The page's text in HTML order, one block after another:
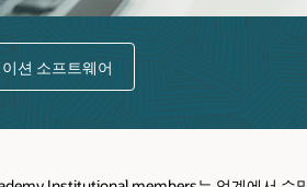
션 소프트웨어